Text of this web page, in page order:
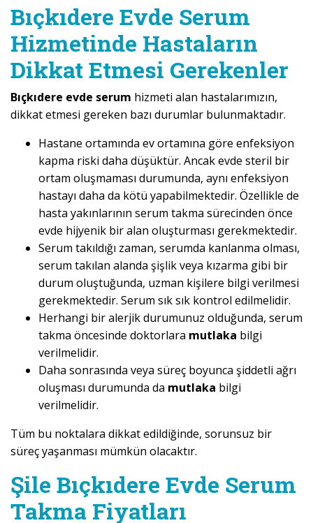
Bıçkıdere Evde Serum
Hizmetinde Hastaların
Dikkat Etmesi Gerekenler
Bıçkıdere evde serum hizmeti alan hastalarımızın,
dikkat etmesi gereken bazı durumlar bulunmaktadır.
Hastane ortamında ev ortamına göre enfeksiyon
kapma riski daha düşüktür. Ancak evde steril bir
ortam oluşmaması durumunda, aynı enfeksiyon
hastayı daha da kötü yapabilmektedir. Özellikle de
hasta yakınlarının serum takma sürecinden önce
evde hijyenik bir alan oluşturması gerekmektedir.
Serum takıldığı zaman, serumda kanlanma olması,
serum takılan alanda şişlik veya kızarma gibi bir
durum oluştuğunda, uzman kişilere bilgi verilmesi
gerekmektedir. Serum sık sık kontrol edilmelidir.
Herhangi bir alerjik durumunuz olduğunda, serum
takma öncesinde doktorlara mutlaka bilgi
verilmelidir.
Daha sonrasında veya süreç boyunca şiddetli ağrı
oluşması durumunda da mutlaka bilgi
verilmelidir.
Tüm bu noktalara dikkat edildiğinde, sorunsuz bir
süreç yaşanması mümkün olacaktır.
Şile Bıçkıdere Evde Serum
Takma Fiyatları